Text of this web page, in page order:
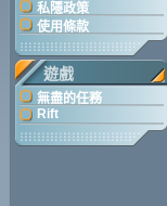
私隱政策
使用條款
遊戲
無盡的任務
Rift